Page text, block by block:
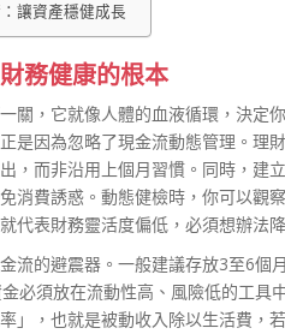
讓資產穩健成長
務健康的根本
關，它就像人體的血液循環，決定
是因為忽略了現金流動態管理。理
，而非沿用上個月習慣。同時，建
消費誘惑。動態健檢時，你可以觀
代表財務靈活度偏低，必須想辦法
流的避震器。一般建議存放3至6個
必須放在流動性高、風險低的工具
」，也就是被動收入除以生活費，